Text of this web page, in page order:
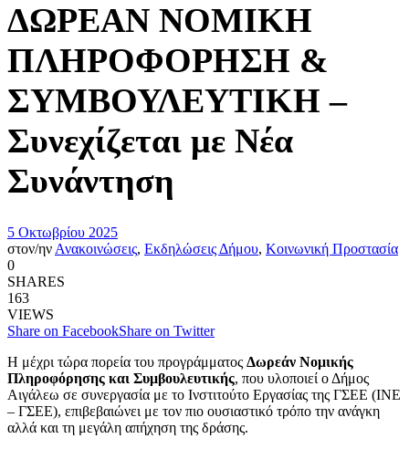
ΔΩΡΕΑΝ ΝΟΜΙΚΗ
ΠΛΗΡΟΦΟΡΗΣΗ &
ΣΥΜΒΟΥΛΕΥΤΙΚΗ –
Συνεχίζεται με Νέα
Συνάντηση
5 Οκτωβρίου 2025
στον/ην Ανακοινώσεις, Εκδηλώσεις Δήμου, Κοινωνική Προστασία
0
SHARES
163
VIEWS
Share on FacebookShare on Twitter
Η μέχρι τώρα πορεία του προγράμματος Δωρεάν Νομικής
Πληροφόρησης και Συμβουλευτικής, που υλοποιεί ο Δήμος
Αιγάλεω σε συνεργασία με το Ινστιτούτο Εργασίας της ΓΣΕΕ (ΙΝΕ
– ΓΣΕΕ), επιβεβαιώνει με τον πιο ουσιαστικό τρόπο την ανάγκη
αλλά και τη μεγάλη απήχηση της δράσης.